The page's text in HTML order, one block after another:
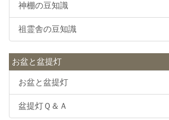
神棚の豆知識
祖霊舎の豆知識
お盆と盆提灯
お盆と盆提灯
盆提灯Ｑ＆Ａ